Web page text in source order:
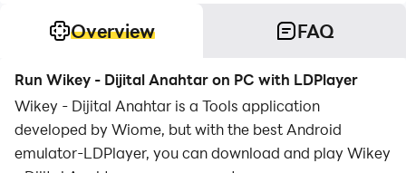
Overview FAQ
Run Wikey - Dijital Anahtar on PC with LDPlayer
Wikey - Dijital Anahtar is a Tools application
developed by Wiome, but with the best Android
emulator-LDPlayer, you can download and play Wikey